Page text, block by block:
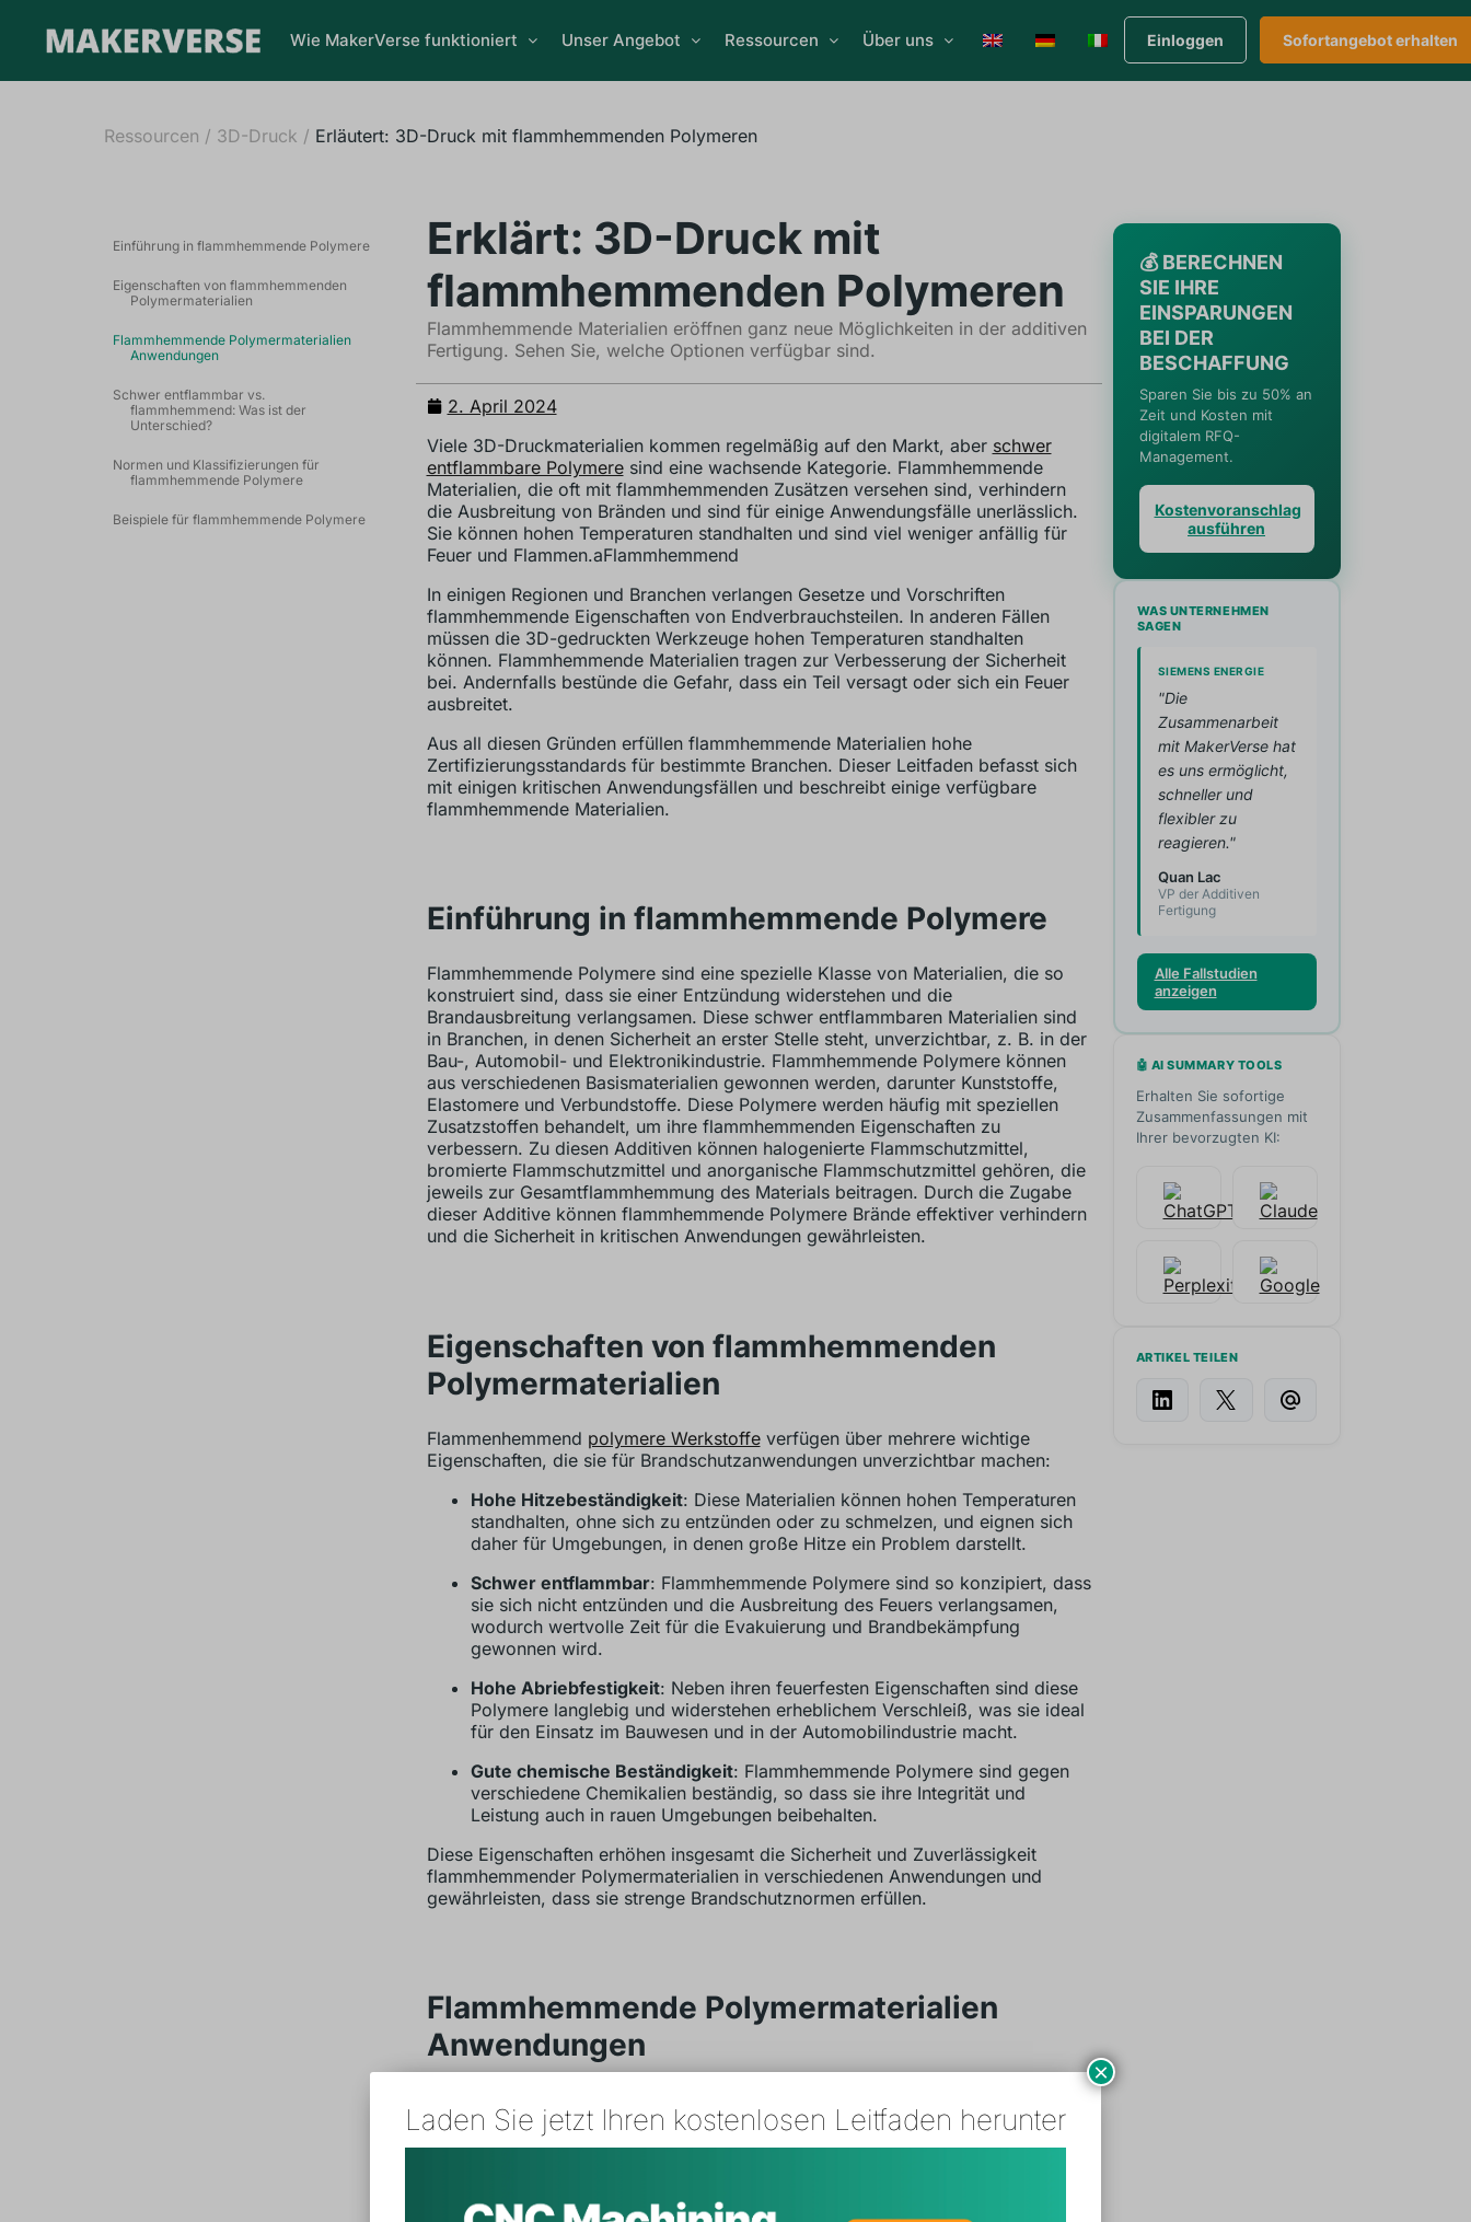
Wie MakerVerse funktioniert Unser Angebot Ressourcen Über uns Einloggen Sofortangebot erhalten
Ressourcen / 3D-Druck / Erläutert: 3D-Druck mit flammhemmenden Polymeren
Einführung in flammhemmende Polymere
Eigenschaften von flammhemmenden
Polymermaterialien
Flammhemmende Polymermaterialien
Anwendungen
Schwer entflammbar vs.
flammhemmend: Was ist der
Unterschied?
Normen und Klassifizierungen für
flammhemmende Polymere
Beispiele für flammhemmende Polymere
Erklärt: 3D-Druck mit
flammhemmenden Polymeren
Flammhemmende Materialien eröffnen ganz neue Möglichkeiten in der additiven
Fertigung. Sehen Sie, welche Optionen verfügbar sind.
2. April 2024
Viele 3D-Druckmaterialien kommen regelmäßig auf den Markt, aber schwer
entflammbare Polymeresind eine wachsende Kategorie. Flammhemmende
Materialien, die oft mit flammhemmenden Zusätzen versehen sind, verhindern
die Ausbreitung von Bränden und sind für einige Anwendungsfälle unerlässlich.
Sie können hohen Temperaturen standhalten und sind viel weniger anfällig für
Feuer und Flammen.aFlammhemmend
In einigen Regionen und Branchen verlangen Gesetze und Vorschriften
flammhemmende Eigenschaften von Endverbrauchsteilen. In anderen Fällen
müssen die 3D-gedruckten Werkzeuge hohen Temperaturen standhalten
können. Flammhemmende Materialien tragen zur Verbesserung der Sicherheit
bei. Andernfalls bestünde die Gefahr, dass ein Teil versagt oder sich ein Feuer
ausbreitet.
Aus all diesen Gründen erfüllen flammhemmende Materialien hohe
Zertifizierungsstandards für bestimmte Branchen. Dieser Leitfaden befasst sich
mit einigen kritischen Anwendungsfällen und beschreibt einige verfügbare
flammhemmende Materialien.
Einführung in flammhemmende Polymere
Flammhemmende Polymere sind eine spezielle Klasse von Materialien, die so
konstruiert sind, dass sie einer Entzündung widerstehen und die
Brandausbreitung verlangsamen. Diese schwer entflammbaren Materialien sind
in Branchen, in denen Sicherheit an erster Stelle steht, unverzichtbar, z. B. in der
Bau-, Automobil- und Elektronikindustrie. Flammhemmende Polymere können
aus verschiedenen Basismaterialien gewonnen werden, darunter Kunststoffe,
Elastomere und Verbundstoffe. Diese Polymere werden häufig mit speziellen
Zusatzstoffen behandelt, um ihre flammhemmenden Eigenschaften zu
verbessern. Zu diesen Additiven können halogenierte Flammschutzmittel,
bromierte Flammschutzmittel und anorganische Flammschutzmittel gehören, die
jeweils zur Gesamtflammhemmung des Materials beitragen. Durch die Zugabe
dieser Additive können flammhemmende Polymere Brände effektiver verhindern
und die Sicherheit in kritischen Anwendungen gewährleisten.
Eigenschaften von flammhemmenden
Polymermaterialien
Flammenhemmend polymere Werkstoffeverfügen über mehrere wichtige
Eigenschaften, die sie für Brandschutzanwendungen unverzichtbar machen:
Hohe Hitzebeständigkeit: Diese Materialien können hohen Temperaturen
standhalten, ohne sich zu entzünden oder zu schmelzen, und eignen sich
daher für Umgebungen, in denen große Hitze ein Problem darstellt.
Schwer entflammbar: Flammhemmende Polymere sind so konzipiert, dass
sie sich nicht entzünden und die Ausbreitung des Feuers verlangsamen,
wodurch wertvolle Zeit für die Evakuierung und Brandbekämpfung
gewonnen wird.
Hohe Abriebfestigkeit: Neben ihren feuerfesten Eigenschaften sind diese
Polymere langlebig und widerstehen erheblichem Verschleiß, was sie ideal
für den Einsatz im Bauwesen und in der Automobilindustrie macht.
Gute chemische Beständigkeit: Flammhemmende Polymere sind gegen
verschiedene Chemikalien beständig, so dass sie ihre Integrität und
Leistung auch in rauen Umgebungen beibehalten.
Diese Eigenschaften erhöhen insgesamt die Sicherheit und Zuverlässigkeit
flammhemmender Polymermaterialien in verschiedenen Anwendungen und
gewährleisten, dass sie strenge Brandschutznormen erfüllen.
Flammhemmende Polymermaterialien
Anwendungen
💰 BERECHNEN
SIE IHRE
EINSPARUNGEN
BEI DER
BESCHAFFUNG
Sparen Sie bis zu 50% an
Zeit und Kosten mit
digitalem RFQ-
Management.
Kostenvoranschlag
ausführen
WAS UNTERNEHMEN
SAGEN
SIEMENS ENERGIE
"Die
Zusammenarbeit
mit MakerVerse hat
es uns ermöglicht,
schneller und
flexibler zu
reagieren."
Quan Lac
VP der Additiven
Fertigung
Alle Fallstudien
anzeigen
🤖 AI SUMMARY TOOLS
Erhalten Sie sofortige
Zusammenfassungen mit
Ihrer bevorzugten KI:
ARTIKEL TEILEN
Laden Sie jetzt Ihren kostenlosen Leitfaden herunter
×